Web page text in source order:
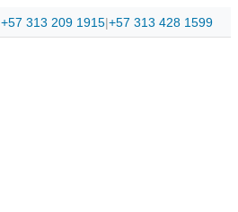
+57 313 209 1915|+57 313 428 1599